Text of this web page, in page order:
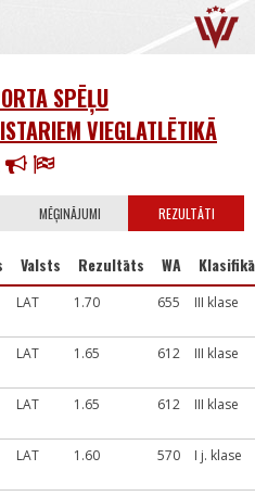
SPĒĻU
VIEGLATLĒTIKĀ
MĒĢINĀJUMI REZULTĀTI
Valsts Rezultāts WA
LAT 1.70 655 III klase
LAT 1.65 612 III klase
LAT 1.65 612 III klase
LAT 1.60 570 I j. klase